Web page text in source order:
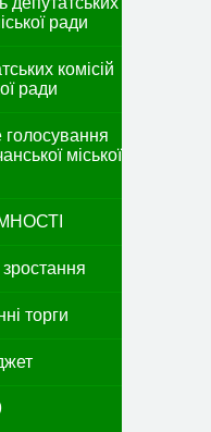
ради
комісій
ради
голосування
міської
торги